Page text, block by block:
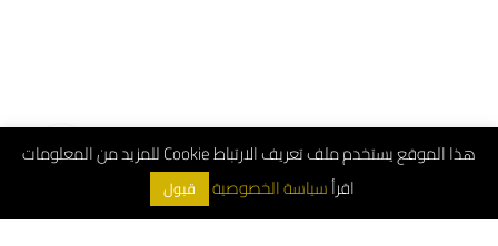
هذا الموقع يستخدم ملف تعريف الارتباط Cookie للمزيد من المعلومات
اقرأسياسة الخصوصية قبول